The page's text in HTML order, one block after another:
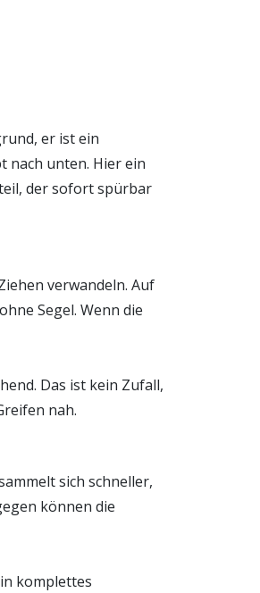
er ist ein
nach unten. Hier ein
der sofort spürbar
verwandeln. Auf
Segel. Wenn die
Das ist kein Zufall,
nah.
sich schneller,
können die
komplettes